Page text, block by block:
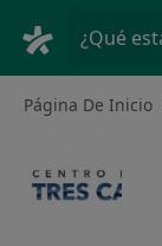
¿Qué
Página De Inicio